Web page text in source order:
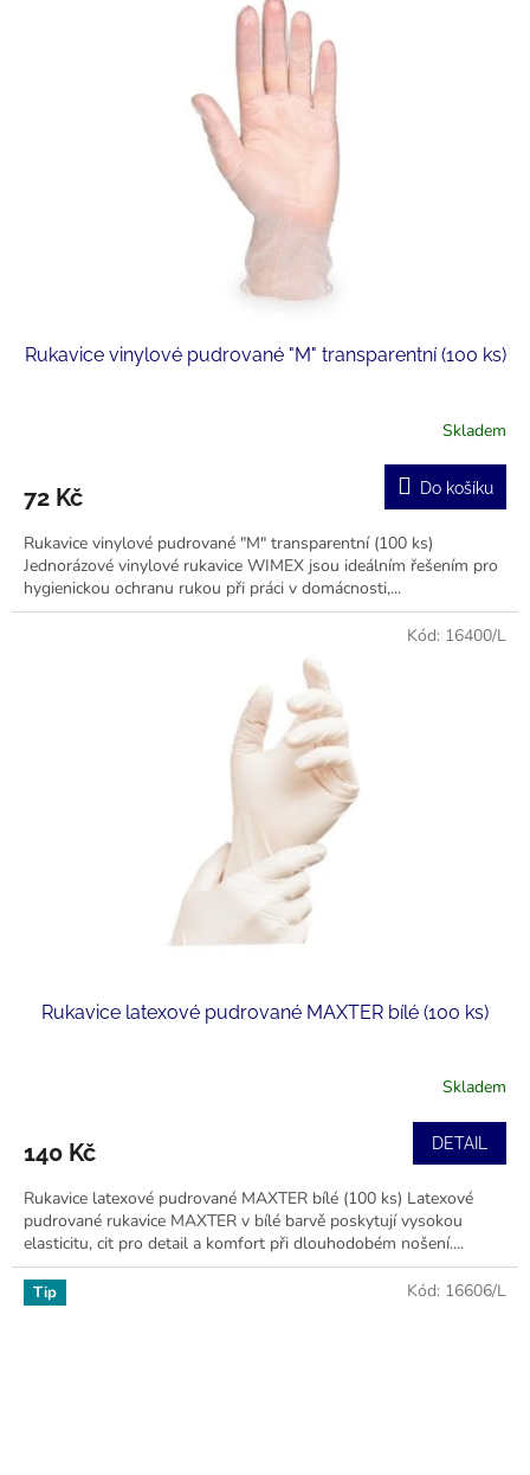
Rukavice vinylové pudrované "M" transparentní (100 ks)
Skladem
72 Kč Do košíku
Rukavice vinylové pudrované "M" transparentní (100 ks)
Jednorázové vinylové rukavice WIMEX jsou ideálním řešením pro
hygienickou ochranu rukou při práci v domácnosti,...
Rukavice latexové pudrované MAXTER bílé (100 ks)
Skladem
140 Kč DETAIL
Rukavice latexové pudrované MAXTER bílé (100 ks) Latexové
pudrované rukavice MAXTER v bílé barvě poskytují vysokou
elasticitu, cit pro detail a komfort při dlouhodobém nošení....
Kód: 16400/L
Tip Kód: 16606/L